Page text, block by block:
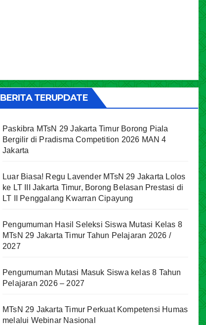
BERITA TERUPDATE
Paskibra MTsN 29 Jakarta Timur Borong Piala
Bergilir di Pradisma Competition 2026 MAN 4
Jakarta
Luar Biasa! Regu Lavender MTsN 29 Jakarta Lolos
ke LT III Jakarta Timur, Borong Belasan Prestasi di
LT II Penggalang Kwarran Cipayung
Pengumuman Hasil Seleksi Siswa Mutasi Kelas 8
MTsN 29 Jakarta Timur Tahun Pelajaran 2026 /
2027
Pengumuman Mutasi Masuk Siswa kelas 8 Tahun
Pelajaran 2026 – 2027
MTsN 29 Jakarta Timur Perkuat Kompetensi Humas
melalui Webinar Nasional